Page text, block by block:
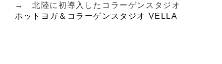
→ 北陸に初導入したコラーゲンスタジオ
ホットヨガ＆コラーゲンスタジオ VELLA